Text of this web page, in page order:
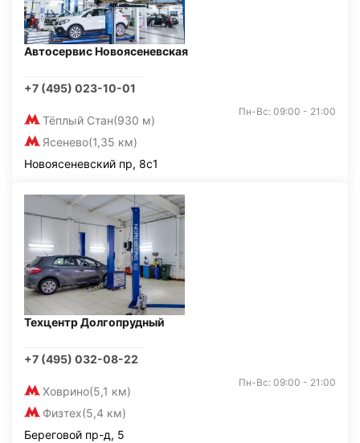
Автосервис Новоясеневская
+7 (495) 023-10-01
Тёплый Стан(930 м)
Ясенево(1,35 км)
Пн-Вс: 09:00 - 21:00
Новоясеневский пр, 8с1
Техцентр Долгопрудный
+7 (495) 032-08-22
Ховрино(5,1 км)
Физтех(5,4 км)
Пн-Вс: 09:00 - 21:00
Береговой пр-д, 5